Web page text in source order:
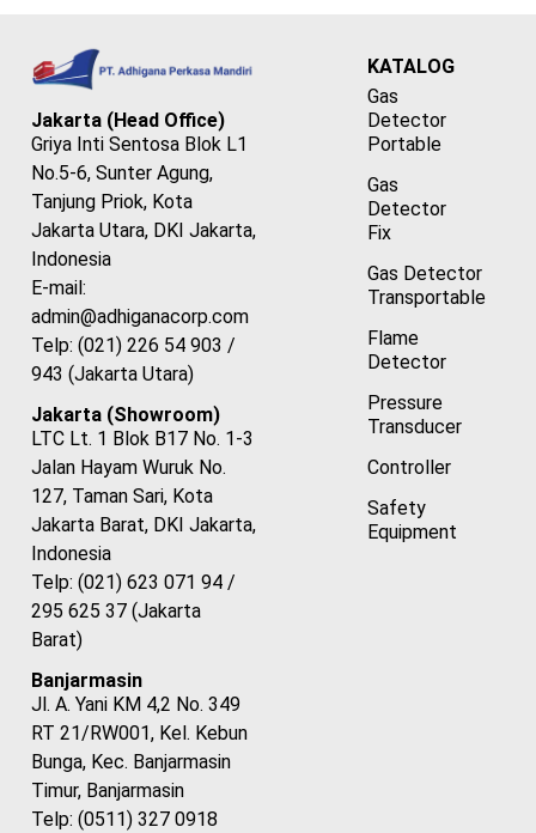
Jakarta (Head Office)
Griya Inti Sentosa Blok L1
No.5-6, Sunter Agung,
Tanjung Priok, Kota
Jakarta Utara, DKI Jakarta,
Indonesia
E-mail:
admin@adhiganacorp.com
Telp: (021) 226 54 903 /
943 (Jakarta Utara)
Jakarta (Showroom)
LTC Lt. 1 Blok B17 No. 1-3
Jalan Hayam Wuruk No.
127, Taman Sari, Kota
Jakarta Barat, DKI Jakarta,
Indonesia
Telp: (021) 623 071 94 /
295 625 37 (Jakarta
Barat)
Banjarmasin
Jl. A. Yani KM 4,2 No. 349
RT 21/RW001, Kel. Kebun
Bunga, Kec. Banjarmasin
Timur, Banjarmasin
Telp: (0511) 327 0918
KATALOG
Gas
Detector
Portable
Gas
Detector
Fix
Gas Detector
Transportable
Flame
Detector
Pressure
Transducer
Controller
Safety
Equipment